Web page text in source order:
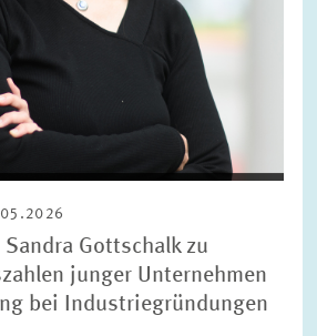
Sandra Gottschalk zu
junger Unternehmen
bei Industriegründungen